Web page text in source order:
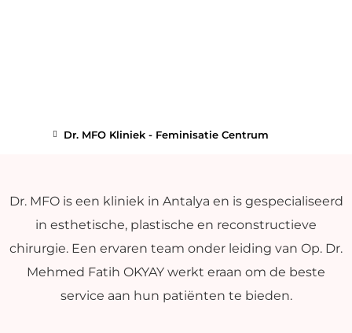
Dr. MFO Kliniek - Feminisatie Centrum
Dr. MFO is een kliniek in Antalya en is gespecialiseerd
in esthetische, plastische en reconstructieve
chirurgie. Een ervaren team onder leiding van Op. Dr.
Mehmed Fatih OKYAY werkt eraan om de beste
service aan hun patiënten te bieden.